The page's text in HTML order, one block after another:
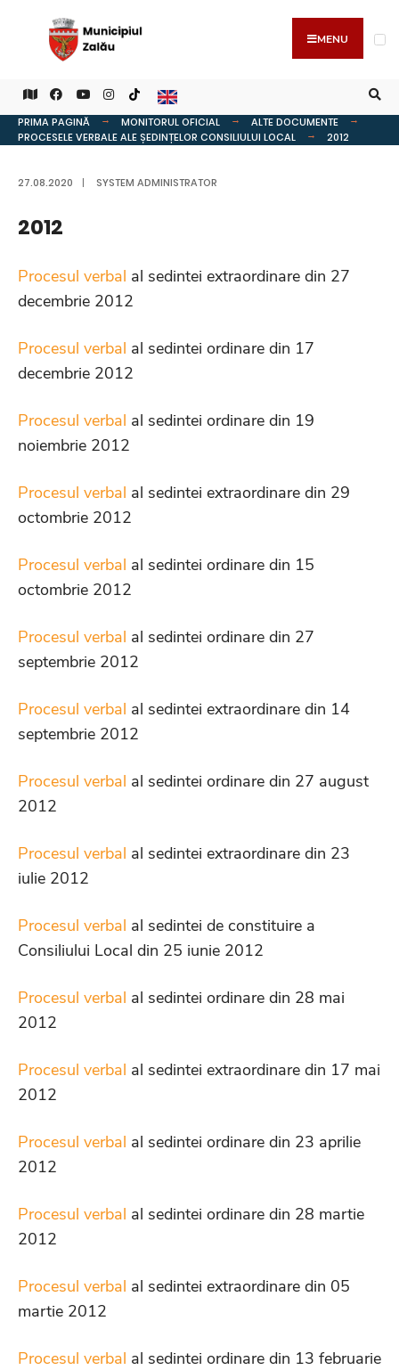
MENU
PRIMA PAGINĂ MONITORUL OFICIAL
ALTE DOCUMENTE
PROCESELE VERBALE ALE ȘEDINȚELOR CONSILIULUI LOCAL
2012
27.08.2020 | SYSTEM ADMINISTRATOR
2012
Procesul verbal al sedintei extraordinare din 27
decembrie 2012
Procesul verbal al sedintei ordinare din 17
decembrie 2012
Procesul verbal al sedintei ordinare din 19
noiembrie 2012
Procesul verbal al sedintei extraordinare din 29
octombrie 2012
Procesul verbal al sedintei ordinare din 15
octombrie 2012
Procesul verbal al sedintei ordinare din 27
septembrie 2012
Procesul verbal al sedintei extraordinare din 14
septembrie 2012
Procesul verbal al sedintei ordinare din 27 august
2012
Procesul verbal al sedintei extraordinare din 23
iulie 2012
Procesul verbal al sedintei de constituire a
Consiliului Local din 25 iunie 2012
Procesul verbal al sedintei ordinare din 28 mai
2012
Procesul verbal al sedintei extraordinare din 17 mai
2012
Procesul verbal al sedintei ordinare din 23 aprilie
2012
Procesul verbal al sedintei ordinare din 28 martie
2012
Procesul verbal al sedintei extraordinare din 05
martie 2012
Procesul verbal al sedintei ordinare din 13 februarie